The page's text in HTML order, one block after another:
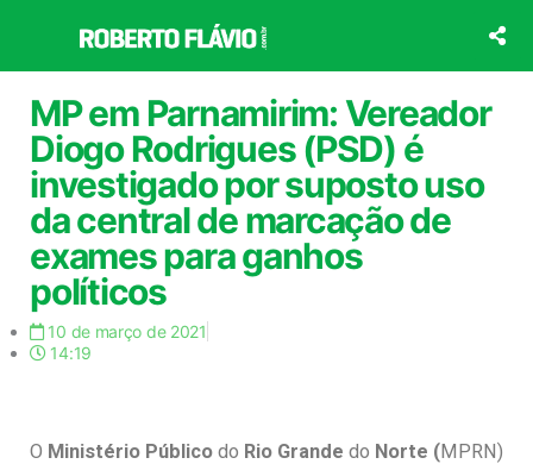
o
conteúdo
MP em Parnamirim: Vereador
Diogo Rodrigues (PSD) é
investigado por suposto uso
da central de marcação de
exames para ganhos
políticos
10 de março de 2021
14:19
O Ministério Público do Rio Grande do Norte (MPRN)